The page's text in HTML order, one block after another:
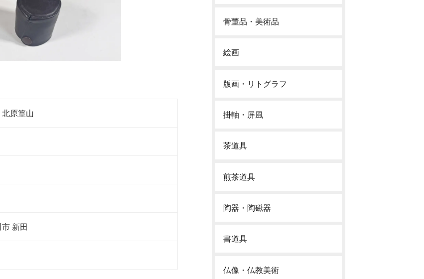
原篁山
新田
骨董品・美術品
絵画
版画・リトグラフ
掛軸・屏風
茶道具
煎茶道具
陶器・陶磁器
書道具
仏像・仏教美術